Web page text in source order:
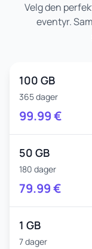
Velg den
eventyr.
100 GB
365 dager
99.99€
50 GB
180 dager
79.99€
1 GB
7 dager